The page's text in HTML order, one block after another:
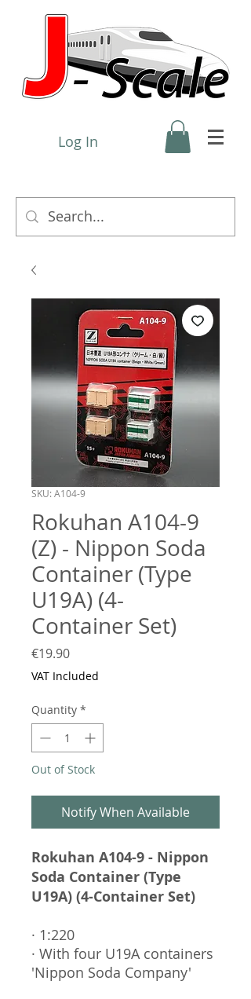
Log In
SKU: A104-9
Rokuhan A104-9
(Z) - Nippon Soda
Container (Type
U19A) (4-
Container Set)
€19.90Price
VAT Included
Quantity *
Out of Stock
Notify When Available
Rokuhan A104-9 - Nippon
Soda Container (Type
U19A) (4-Container Set)
· 1:220
· With four U19A containers
'Nippon Soda Company'